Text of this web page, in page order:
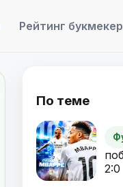
Рейтинг
По теме
2:0